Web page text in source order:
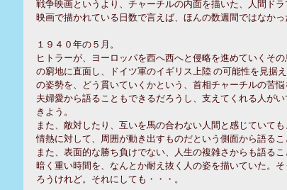
戦争映画というより、チャーチルの内面を描いた、人間ドラ
映画で描かれている日数で言えば、ほんの数週間ではなかっ
１９４０年の５月。
ヒトラーが、ヨーロッパを西へ西へと侵略を進めていくそ
の窮地に直面し、ドイツ軍のイギリス上陸 の可能性を見据
の姿勢を、どう貫いていくかという、首相チャーチルの苦悩
夫婦愛から語ることもできるだろうし、支えてくれる人が
きよう。
また、敵対したり、互いを馬の合わない人間と感じていて
情熱に対して、周囲が動き出すものだという側面から語るこ
また、表面的な勝ち負けでない、人生の複雑さからも語るこ
暗く重い時間を、なんとか耐え抜く人の姿を描いていた。
ろうけれど。それにしても・・・。